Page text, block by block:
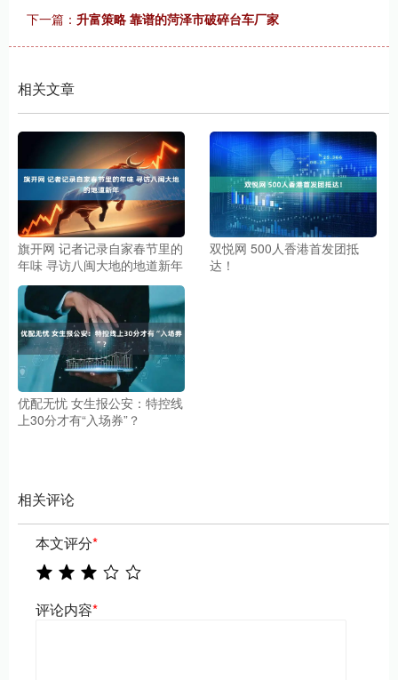
下一篇： 升富策略 靠谱的菏泽市破碎台车厂家
相关文章
旗开网 记者记录自家春节里的
年味 寻访八闽大地的地道新年
双悦网 500人香港首发团抵
达！
优配无忧 女生报公安：特控线
上30分才有“入场券”？
相关评论
本文评分*
评论内容*